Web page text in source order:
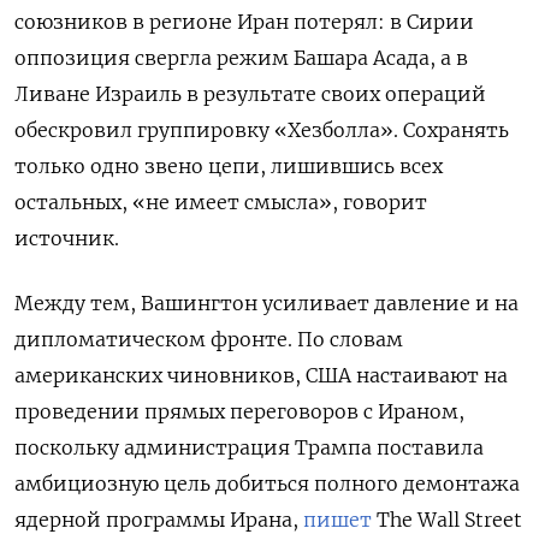
союзников в регионе Иран потерял: в Сирии
оппозиция свергла режим Башара Асада, а в
Ливане Израиль в результате своих операций
обескровил группировку «Хезболла». Сохранять
только одно звено цепи, лишившись всех
остальных, «не имеет смысла», говорит
источник.
Между тем, Вашингтон усиливает давление и на
дипломатическом фронте. По словам
американских чиновников, США настаивают на
проведении прямых переговоров с Ираном,
поскольку администрация Трампа поставила
амбициозную цель добиться полного демонтажа
ядерной программы Ирана, пишет The Wall Street